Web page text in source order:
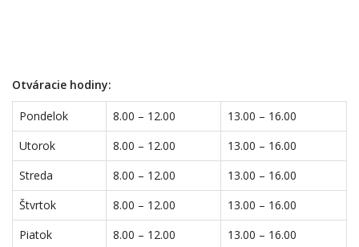
Otváracie hodiny:
Pondelok 8.00 – 12.00
13.00 – 16.00
Utorok
8.00 – 12.00
13.00 – 16.00
Streda
8.00 – 12.00
13.00 – 16.00
Štvrtok
8.00 – 12.00
13.00 – 16.00
Piatok
8.00 – 12.00
13.00 – 16.00